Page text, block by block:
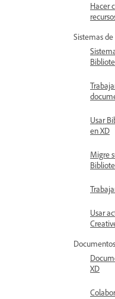
Hacer
Sistemas
Usar
en XD
Migre
Usar
XD